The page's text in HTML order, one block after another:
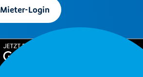
Mieter-Login